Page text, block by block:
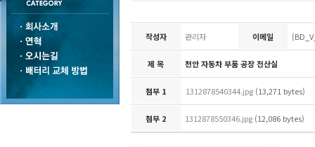
작성자 관리자 이메일
제 목 천안 자동차 부품 공장 전산실
첨부 1 1312878540344.jpg (13,271 bytes)
첨부 2 1312878550346.jpg (12,086 bytes)